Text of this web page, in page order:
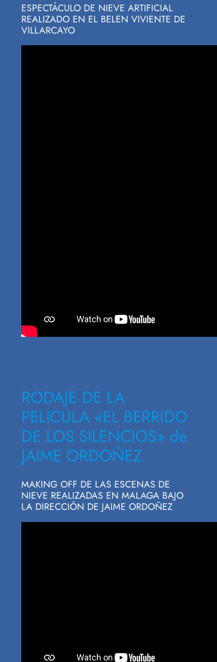
ESPECTÁCULO DE NIEVE ARTIFICIAL
REALIZADO EN EL BELEN VIVIENTE DE
VILLARCAYO
RODAJE DE LA
PELICULA «EL BERRIDO
DE LOS SILENCIOS» de
JAIME ORDOÑEZ
MAKING OFF DE LAS ESCENAS DE
NIEVE REALIZADAS EN MALAGA BAJO
LA DIRECCIÓN DE JAIME ORDOÑEZ